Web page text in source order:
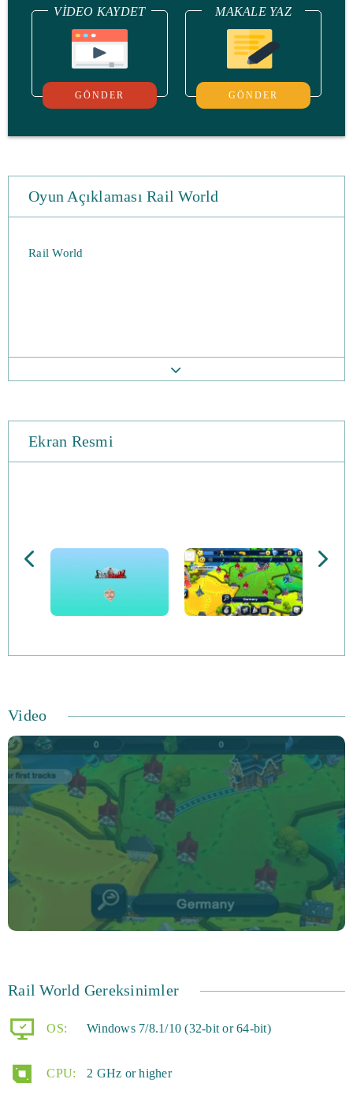
VIDEO KAYDET
GÖNDER
MAKALE YAZ
GÖNDER
Oyun Açıklaması Rail World
Rail World
Ekran Resmi
Video
Rail World Gereksinimler
OS: Windows 7/8.1/10 (32-bit or 64-bit)
CPU: 2 GHz or higher